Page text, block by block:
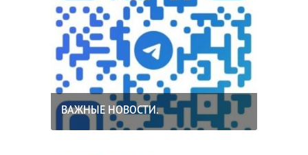
ВАЖНЫЕ НОВОСТИ.